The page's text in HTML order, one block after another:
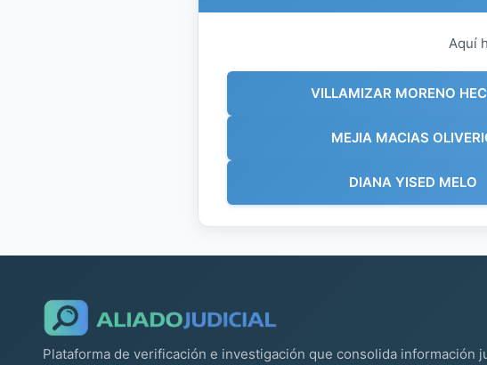
Aquí
VILLAMIZAR MORENO
MEJIA MACIAS
DIANA YISED MELO
Plataforma de verificación e investigación que consolida información